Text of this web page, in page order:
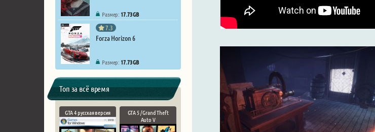
Размер: 17.73 GB
7.3
Forza Horizon 6
Размер: 17.73 GB
Топ за всё время
GTA 4 русская версия
GTA 5 / Grand Theft
Auto V